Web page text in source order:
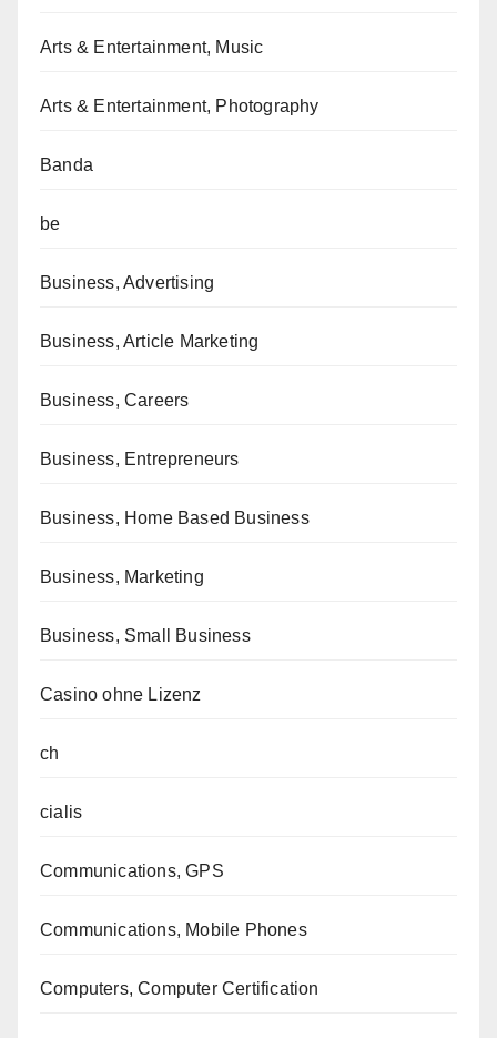
Arts & Entertainment, Music
Arts & Entertainment, Photography
Banda
be
Business, Advertising
Business, Article Marketing
Business, Careers
Business, Entrepreneurs
Business, Home Based Business
Business, Marketing
Business, Small Business
Casino ohne Lizenz
ch
cialis
Communications, GPS
Communications, Mobile Phones
Computers, Computer Certification